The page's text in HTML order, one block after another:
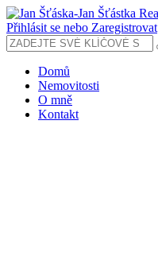
Přihlásit se nebo Zaregistrovat
Domů
Nemovitosti
O mně
Kontakt